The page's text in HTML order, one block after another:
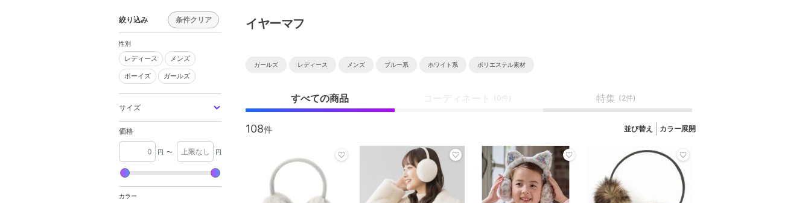
絞り込み 条件クリア
性別
レディース
レディース メンズ
メンズ
ボーイズ
ボーイズ ガールズ
ガールズ
サイズ
価格
円 〜 円
カラー
イヤーマフ
ガールズ レディース メンズ ブルー系 ホワイト系 ポリエステル素材
すべての商品 コーディネート (0件) 特集 (2件)
108 並び替え カラー展開